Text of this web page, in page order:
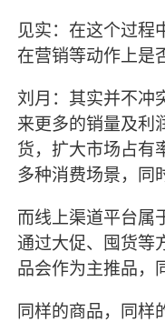
见实：在这个过程
在营销等动作上是
刘月：其实并不冲
来更多的销量及利
货，扩大市场占有
多种消费场景，同
而线上渠道平台属
通过大促、囤货等
品会作为主推品，
同样的商品，同样